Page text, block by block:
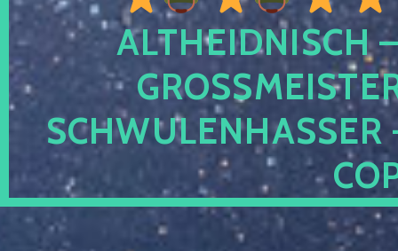
ALTHEIDNISCH
CHWULENHASSER